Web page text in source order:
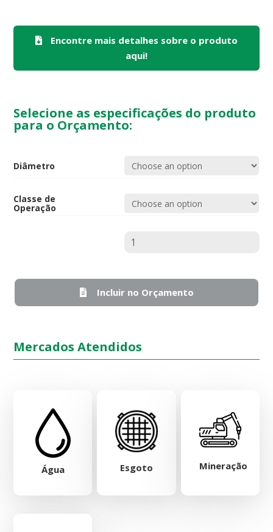
Encontre mais detalhes sobre o produto
aqui!
Selecione as especificações do produto
para o Orçamento:
Diâmetro
Classe de
Operação
Incluir no Orçamento
Mercados Atendidos
Água Esgoto Mineração